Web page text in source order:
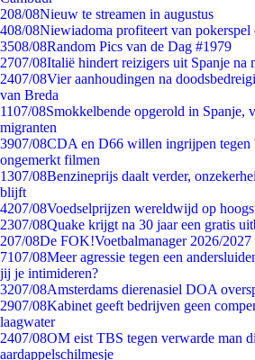
208/08Nieuw te streamen in augustus
408/08Niewiadoma profiteert van
3508/08Random Pics van de Dag #1979
2707/08Italië hindert reizigers uit Spanje na
2407/08Vier aanhoudingen na
van Breda
1107/08Smokkelbende opgerold in Spanje,
migranten
3907/08CDA en D66 willen ingrijpen tegen
ongemerkt filmen
1307/08Benzineprijs daalt verder,
blijft
4207/08Voedselprijzen wereldwijd op
2307/08Quake krijgt na 30 jaar een gratis
207/08De FOK!Voetbalmanager 2026/2027
7107/08Meer agressie tegen een
jij je intimideren?
3207/08Amsterdams dierenasiel DOA
2907/08Kabinet geeft bedrijven geen
laagwater
2407/08OM eist TBS tegen verwarde man
aardappelschilmesje